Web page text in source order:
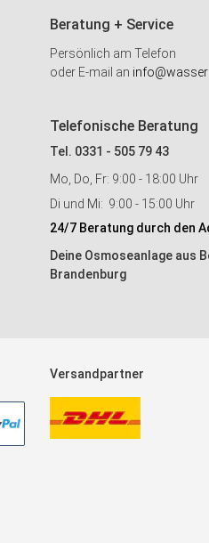
Beratung + Service
Persönlich am Telefon
oder E-mail an
Telefonische Beratung
Tel. 0331 - 505 79 43
Mo, Do, Fr: 9:00 - 18:00 Uhr
Di und Mi: 9:00 - 15:00 Uhr
24/7 Beratung durch den
Deine Osmoseanlage aus
Brandenburg
Versandpartner